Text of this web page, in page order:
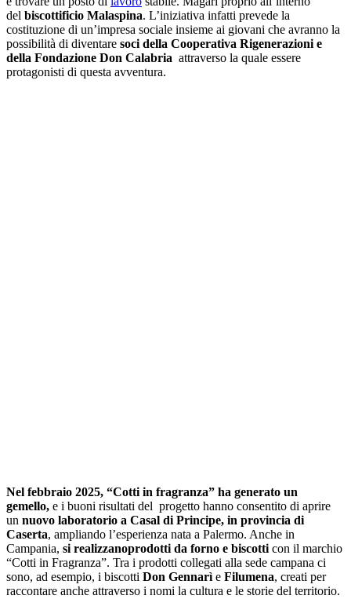
del biscottificio Malaspina. L’iniziativa infatti prevede la
costituzione di un’impresa sociale insieme ai giovani che avranno la
possibilità di diventare soci della Cooperativa Rigenerazioni e
della Fondazione Don Calabria attraverso la quale essere
protagonisti di questa avventura.
Nel febbraio 2025, “Cotti in fragranza” ha generato un
gemello, e i buoni risultati del progetto hanno consentito di aprire
un nuovo laboratorio a Casal di Principe, in provincia di
Caserta, ampliando l’esperienza nata a Palermo. Anche in
Campania, si realizzanoprodotti da forno e biscotti con il marchio
“Cotti in Fragranza”. Tra i prodotti collegati alla sede campana ci
sono, ad esempio, i biscotti Don Gennarì e Filumena, creati per
raccontare anche attraverso i nomi la cultura e le storie del territorio.